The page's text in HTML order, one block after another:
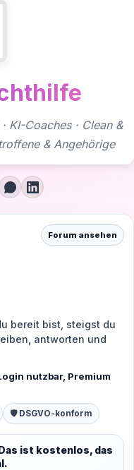
KI-Coaches · Clean &
& Angehörige
Forum ansehen
bereit bist, steigst du
antworten und
nutzbar, Premium
🛡️ DSGVO-konform
ist kostenlos, das